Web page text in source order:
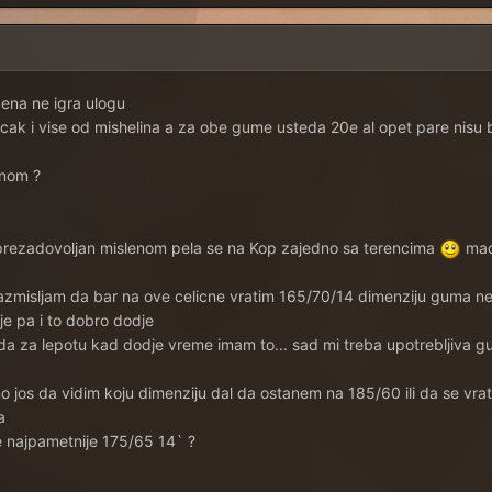
ne igra ulogu
i vise od mishelina a za obe gume usteda 20e al opet pare nisu
?
mislenom pela se na Kop zajedno sa terencima
da bar na ove celicne vratim 165/70/14 dimenziju guma
pa i to dobro dodje
za lepotu kad dodje vreme imam to... sad mi treba upotrebljiva
jos da vidim koju dimenziju dal da ostanem na 185/60 ili da se
najpametnije 175/65 14` ?